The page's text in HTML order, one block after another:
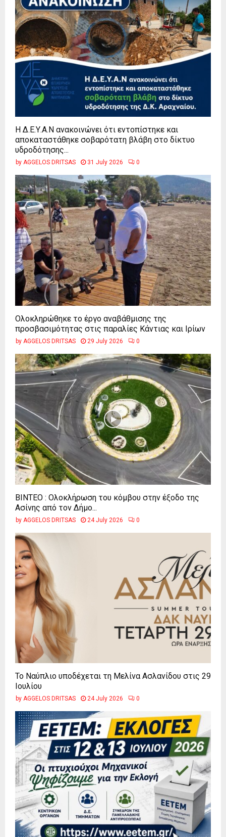
Η Δ.Ε.Υ.Α.Ν ανακοινώνει ότι εντοπίστηκε και
αποκαταστάθηκε σοβαρότατη βλάβη στο δίκτυο
υδροδότησης...
by AGGELOS DRITSAS 31 July 2026 0
Ολοκληρώθηκε το έργο αναβάθμισης της
προσβασιμότητας στις παραλίες Κάντιας και Ιρίων
by AGGELOS DRITSAS 29 July 2026 0
ΒΙΝΤΕΟ : Ολοκλήρωση του κόμβου στην έξοδο της
Ασίνης από τον Δήμο...
by AGGELOS DRITSAS 24 July 2026 0
Το Ναύπλιο υποδέχεται τη Μελίνα Ασλανίδου στις 29
Ιουλίου
by AGGELOS DRITSAS 24 July 2026 0